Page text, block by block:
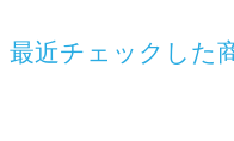
最近チェックした